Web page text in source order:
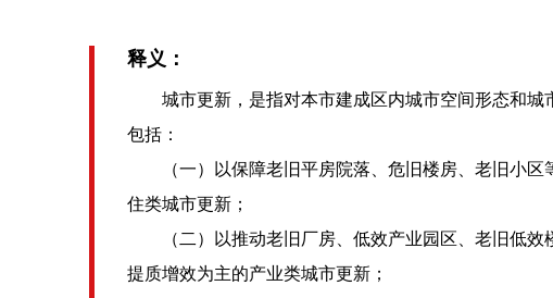
释义：
城市更新，是指对本市建成区内城市空间形态和城
包括：
（一）以保障老旧平房院落、危旧楼房、老旧小区
住类城市更新；
（二）以推动老旧厂房、低效产业园区、老旧低效
提质增效为主的产业类城市更新；